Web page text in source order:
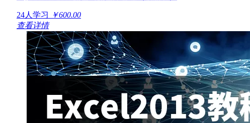
24人学习
￥600.00
查看详情